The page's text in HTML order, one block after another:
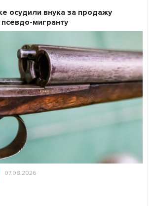
07.08.2026
осудили внука за продажу
мигранту